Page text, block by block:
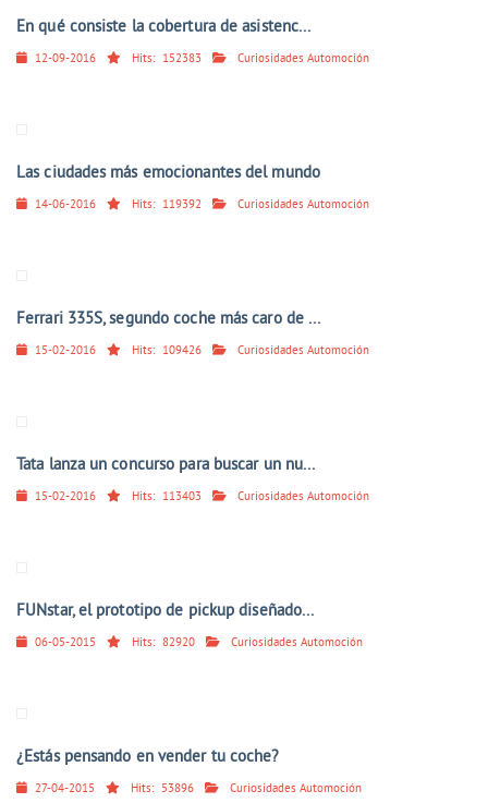
En qué consiste la cobertura de asistenc...
12-09-2016 Hits: 152383 Curiosidades Automoción
Las ciudades más emocionantes del mundo
14-06-2016 Hits: 119392 Curiosidades Automoción
Ferrari 335S, segundo coche más caro de ...
15-02-2016 Hits: 109426 Curiosidades Automoción
Tata lanza un concurso para buscar un nu...
15-02-2016 Hits: 113403 Curiosidades Automoción
FUNstar, el prototipo de pickup diseñado...
06-05-2015 Hits: 82920 Curiosidades Automoción
¿Estás pensando en vender tu coche?
27-04-2015 Hits: 53896 Curiosidades Automoción